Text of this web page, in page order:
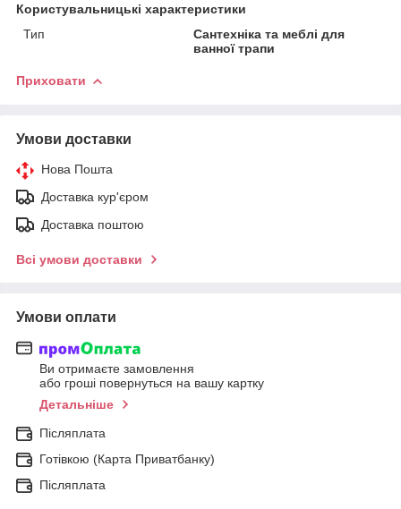
Користувальницькі характеристики
Тип
Сантехніка та меблі для
ванної трапи
Приховати
Умови доставки
Нова Пошта
Доставка кур'єром
Доставка поштою
Всі умови доставки
Умови оплати
Ви отримаєте замовлення
або гроші повернуться на вашу картку
Детальніше
Післяплата
Готівкою (Карта Приватбанку)
Післяплата